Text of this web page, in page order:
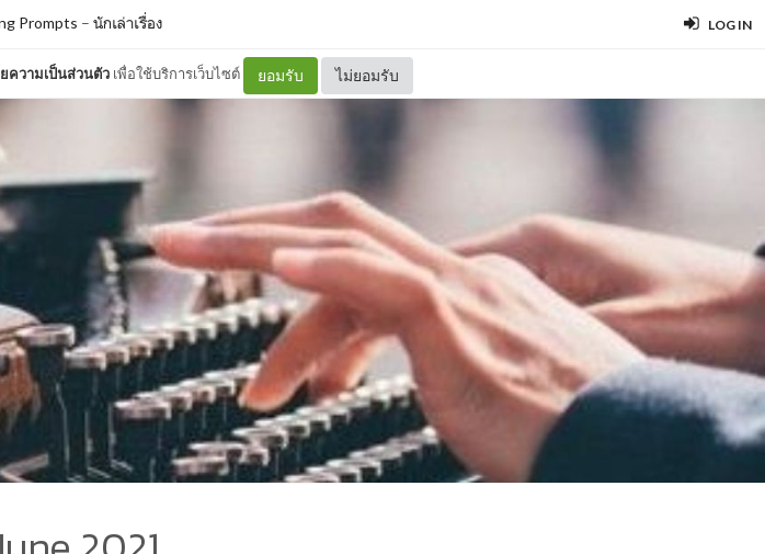
LOG IN
ความเป็นส่วนตัว เพื่อใช้บริการเว็บไซต์ ยอมรับ ไม่ยอมรับ
Prompts – นักเล่าเรื่อง